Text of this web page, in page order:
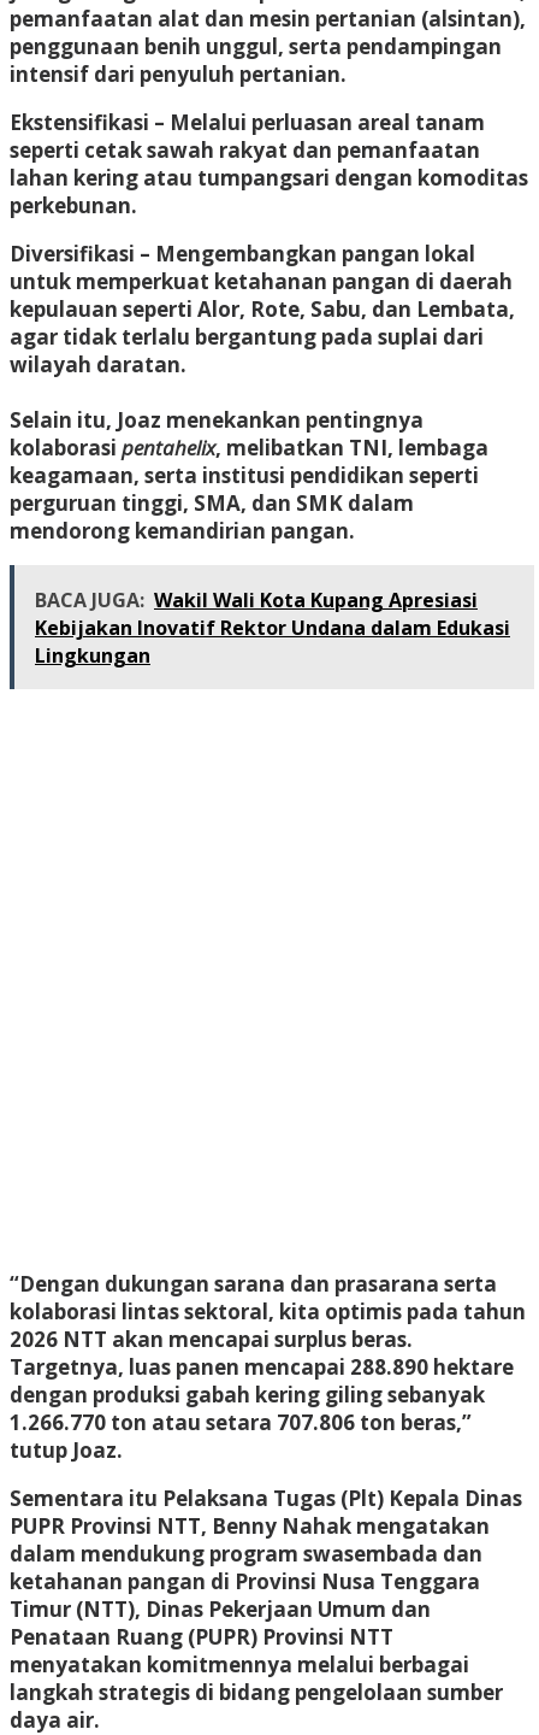
pemanfaatan alat dan mesin pertanian (alsintan),
penggunaan benih unggul, serta pendampingan
intensif dari penyuluh pertanian.
Ekstensifikasi – Melalui perluasan areal tanam
seperti cetak sawah rakyat dan pemanfaatan
lahan kering atau tumpangsari dengan komoditas
perkebunan.
Diversifikasi – Mengembangkan pangan lokal
untuk memperkuat ketahanan pangan di daerah
kepulauan seperti Alor, Rote, Sabu, dan Lembata,
agar tidak terlalu bergantung pada suplai dari
wilayah daratan.
Selain itu, Joaz menekankan pentingnya
kolaborasi pentahelix, melibatkan TNI, lembaga
keagamaan, serta institusi pendidikan seperti
perguruan tinggi, SMA, dan SMK dalam
mendorong kemandirian pangan.
BACA JUGA: Wakil Wali Kota Kupang Apresiasi
Kebijakan Inovatif Rektor Undana dalam Edukasi
Lingkungan
“Dengan dukungan sarana dan prasarana serta
kolaborasi lintas sektoral, kita optimis pada tahun
2026 NTT akan mencapai surplus beras.
Targetnya, luas panen mencapai 288.890 hektare
dengan produksi gabah kering giling sebanyak
1.266.770 ton atau setara 707.806 ton beras,”
tutup Joaz.
Sementara itu Pelaksana Tugas (Plt) Kepala Dinas
PUPR Provinsi NTT, Benny Nahak mengatakan
dalam mendukung program swasembada dan
ketahanan pangan di Provinsi Nusa Tenggara
Timur (NTT), Dinas Pekerjaan Umum dan
Penataan Ruang (PUPR) Provinsi NTT
menyatakan komitmennya melalui berbagai
langkah strategis di bidang pengelolaan sumber
daya air.